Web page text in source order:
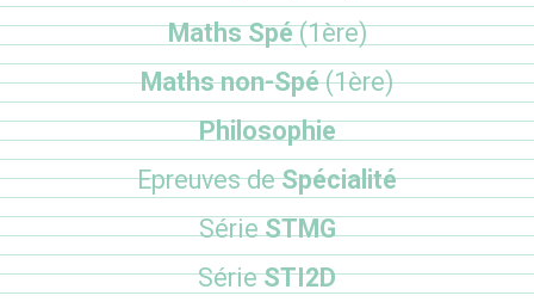
Maths Spé(1ère)
Maths non-Spé(1ère)
Philosophie
Epreuves deSpécialité
SérieSTMG
SérieSTI2D